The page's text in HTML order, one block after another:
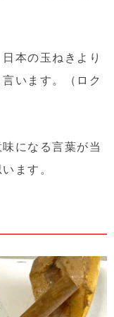
本の玉ねきより
います。（ロク
になる言葉が当
ます。